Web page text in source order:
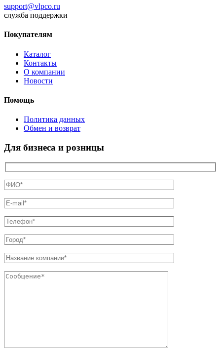
support@vlpco.ru
служба поддержки
Покупателям
Каталог
Контакты
О компании
Новости
Помощь
Политика данных
Обмен и возврат
Для бизнеса и розницы